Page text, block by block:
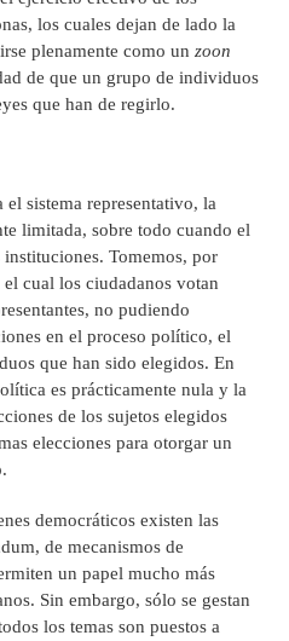
los cuales dejan de lado la
plenamente como un zoon
de que un grupo de individuos
que han de regirlo.
el sistema representativo, la
limitada, sobre todo cuando el
Tomemos, por
cual los ciudadanos votan
no pudiendo
en el proceso político, el
que han sido elegidos. En
es prácticamente nula y la
de los sujetos elegidos
elecciones para otorgar un
democráticos existen las
de mecanismos de
un papel mucho más
Sin embargo, sólo se gestan
los temas son puestos a